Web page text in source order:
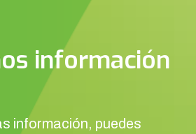
información
información, puedes